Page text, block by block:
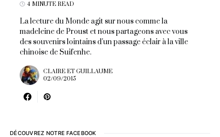
4 MINUTE READ
La lecture du Monde agit sur nous comme la
madeleine de Proust et nous partageons avec vous
des souvenirs lointains d'un passage éclair à la ville
chinoise de Suifenhe.
CLAIRE ET GUILLAUME
02/09/2015
DÉCOUVREZ NOTRE FACEBOOK